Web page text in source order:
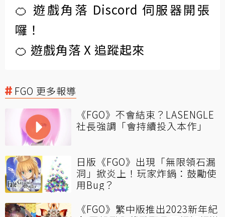
🍊 遊戲角落 Discord 伺服器開張
囉！
🍊 遊戲角落 X 追蹤起來
FGO 更多報導
《FGO》不會結束？LASENGLE
社長強調「會持續投入本作」
日版《FGO》出現「無限領石漏
洞」掀炎上！玩家炸鍋：鼓勵使
用Bug？
《FGO》繁中版推出2023新年紀